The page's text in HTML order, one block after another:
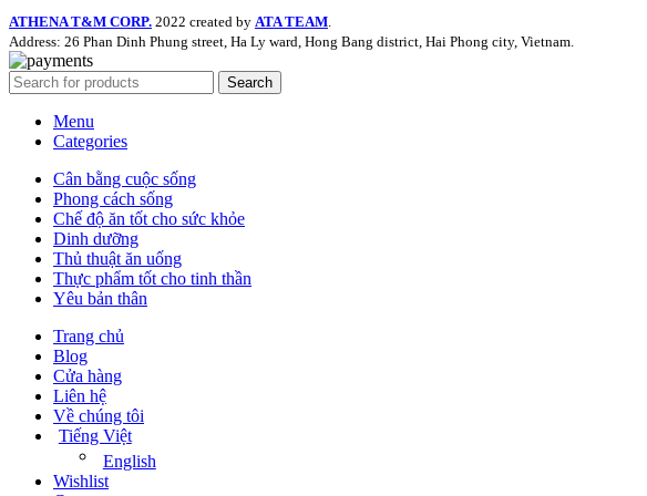
ATHENA T&M CORP. 2022 created by ATA TEAM
Address: 26 Phan Dinh Phung street, Ha Ly ward, Hong Bang district, Hai Phong city, Vietnam.
Search
Menu
Categories
Cân bằng cuộc sống
Phong cách sống
Chế độ ăn tốt cho sức khỏe
Dinh dưỡng
Thủ thuật ăn uống
Thực phẩm tốt cho tinh thần
Yêu bản thân
Trang chủ
Blog
Cửa hàng
Liên hệ
Về chúng tôi
Tiếng Việt
English
Wishlist